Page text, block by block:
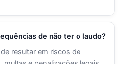
de não ter o laudo?
resultar em riscos de